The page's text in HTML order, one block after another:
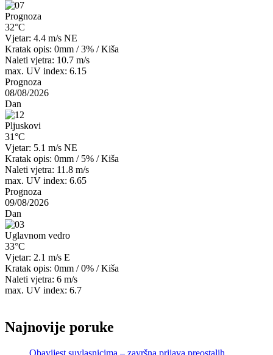
Prognoza
32°C
Vjetar: 4.4 m/s NE
Kratak opis: 0mm /3% /Kiša
Naleti vjetra: 10.7 m/s
max. UV index: 6.15
Prognoza
08/08/2026
Dan
Pljuskovi
31°C
Vjetar: 5.1 m/s NE
Kratak opis: 0mm / 5% /Kiša
Naleti vjetra: 11.8 m/s
max. UV index: 6.65
Prognoza
09/08/2026
Dan
Uglavnom vedro
33°C
Vjetar: 2.1 m/s E
Kratak opis: 0mm /0% /Kiša
Naleti vjetra: 6 m/s
max. UV index: 6.7
Najnovije poruke
Obavijest suvlasnicima – završna prijava preostalih